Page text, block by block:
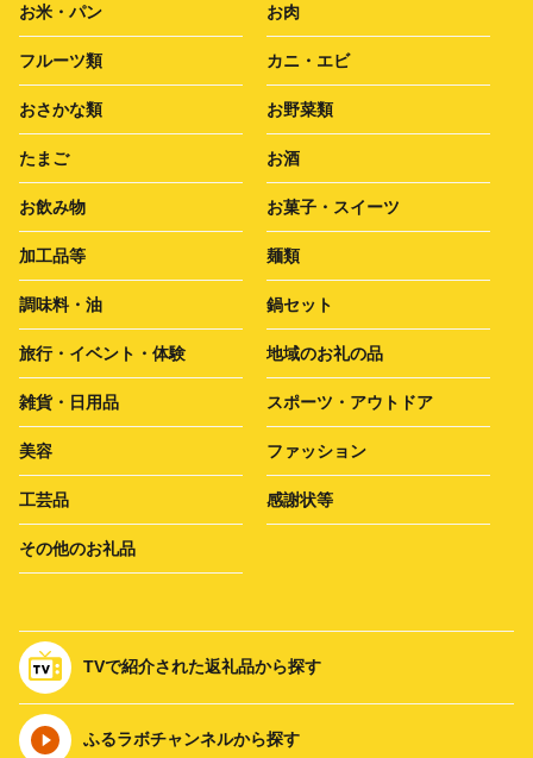
お米・パン お肉
フルーツ類 カニ・エビ
おさかな類 お野菜類
たまご お酒
お飲み物 お菓子・スイーツ
加工品等 麺類
調味料・油 鍋セット
旅行・イベント・体験 地域のお礼の品
雑貨・日用品 スポーツ・アウトドア
美容 ファッション
工芸品 感謝状等
その他のお礼品
TVで紹介された返礼品から探す
ふるラボチャンネルから探す